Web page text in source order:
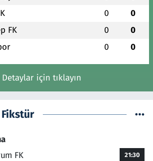
0 0
FK 0 0
0 0
Detaylar için tıklayın
FK
21:30